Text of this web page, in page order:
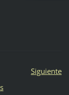
Siguiente